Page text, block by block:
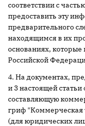
соответствии с
предоставить эту
предварительного
находящимся в их
основаниях, которые
Российской
4. На документах,
и 3 настоящей
составляющую
гриф "Коммерческая
(для юридических